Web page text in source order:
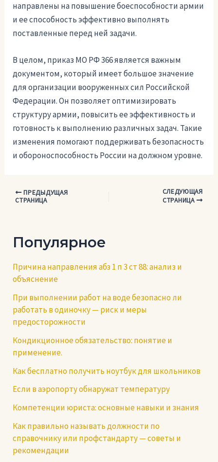
направлены на повышение боеспособности армии
и ее способность эффективно выполнять
поставленные перед ней задачи.
В целом, приказ МО РФ 366 является важным
документом, который имеет большое значение
для организации вооруженных сил Российской
Федерации. Он позволяет оптимизировать
структуру армии, повысить ее эффективность и
готовность к выполнению различных задач. Такие
изменения помогают поддерживать безопасность
и обороноспособность России на должном уровне.
Навигация
ПРЕДЫДУЩАЯ
СТРАНИЦА
СЛЕДУЮЩАЯ
СТРАНИЦА
Популярное
Причина направления абз 1 п 3 ст 88: анализ и
объяснение
При выполнении работ на воде безопасно ли
работать в одиночку — риск и меры
предосторожности
Кондикционное обязательство: понятие и
применение.
Как бесплатно получить ноутбук для школьников
Если в аэропорту обнаружат температуру
Компетенции юриста: основные навыки и знания
Как правильно называть должности по
справочнику или профстандарту — советы и
рекомендации